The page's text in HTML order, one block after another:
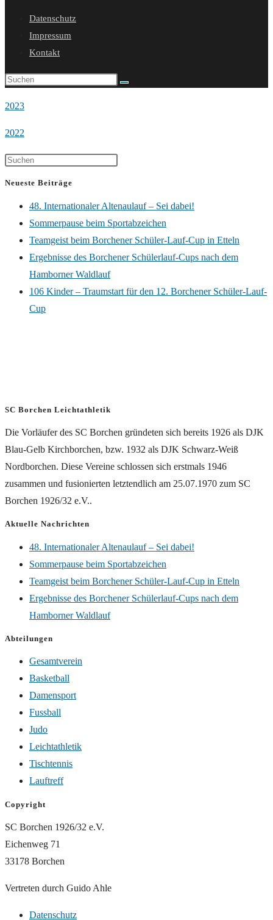
umschalten
Datenschutz
Impressum
Kontakt
2023
2022
Neueste Beiträge
48. Internationaler Altenaulauf – Sei dabei!
Sommerpause beim Sportabzeichen
Teamgeist beim Borchener Schüler-Lauf-Cup in Etteln
Ergebnisse des Borchener Schülerlauf-Cups nach dem
Hamborner Waldlauf
106 Kinder – Traumstart für den 12. Borchener Schüler-Lauf-
Cup
SC Borchen Leichtathletik
Die Vorläufer des SC Borchen gründeten sich bereits 1926 als DJK
Blau-Gelb Kirchborchen, bzw. 1932 als DJK Schwarz-Weiß
Nordborchen. Diese Vereine schlossen sich erstmals 1946
zusammen und fusionierten letztendlich am 25.07.1970 zum SC
Borchen 1926/32 e.V..
Aktuelle Nachrichten
48. Internationaler Altenaulauf – Sei dabei!
Sommerpause beim Sportabzeichen
Teamgeist beim Borchener Schüler-Lauf-Cup in Etteln
Ergebnisse des Borchener Schülerlauf-Cups nach dem
Hamborner Waldlauf
Abteilungen
Gesamtverein
Basketball
Damensport
Fussball
Judo
Leichtathletik
Tischtennis
Lauftreff
Copyright
SC Borchen 1926/32 e.V.
Eichenweg 71
33178 Borchen
Vertreten durch Guido Ahle
Datenschutz